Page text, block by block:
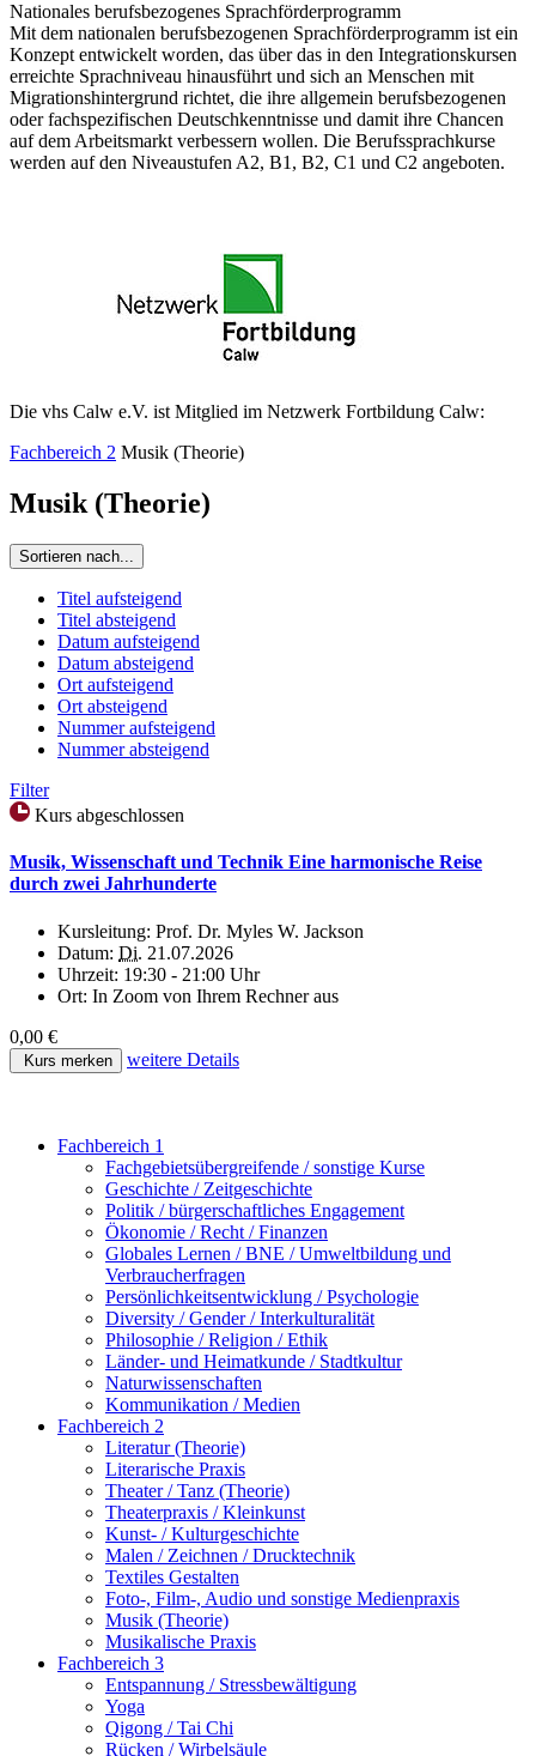
Nationales berufsbezogenes Sprachförderprogramm
Mit dem nationalen berufsbezogenen Sprachförderprogramm ist ein
Konzept entwickelt worden, das über das in den Integrationskursen
erreichte Sprachniveau hinausführt und sich an Menschen mit
Migrationshintergrund richtet, die ihre allgemein berufsbezogenen
oder fachspezifischen Deutschkenntnisse und damit ihre Chancen
auf dem Arbeitsmarkt verbessern wollen. Die Berufssprachkurse
werden auf den Niveaustufen A2, B1, B2, C1 und C2 angeboten.
Die vhs Calw e.V. ist Mitglied im Netzwerk Fortbildung Calw:
Fachbereich 2 Musik (Theorie)
Musik (Theorie)
Sortieren nach...
Titel aufsteigend
Titel absteigend
Datum aufsteigend
Datum absteigend
Ort aufsteigend
Ort absteigend
Nummer aufsteigend
Nummer absteigend
Filter
Kurs abgeschlossen
Musik, Wissenschaft und Technik Eine harmonische Reise
durch zwei Jahrhunderte
Kursleitung: Prof. Dr. Myles W. Jackson
Datum: Di. 21.07.2026
Uhrzeit: 19:30 - 21:00 Uhr
Ort: In Zoom von Ihrem Rechner aus
0,00 €
Kurs merken weitere Details
Fachbereich 1
Fachgebietsübergreifende / sonstige Kurse
Geschichte / Zeitgeschichte
Politik / bürgerschaftliches Engagement
Ökonomie / Recht / Finanzen
Globales Lernen / BNE / Umweltbildung und
Verbraucherfragen
Persönlichkeitsentwicklung / Psychologie
Diversity / Gender / Interkulturalität
Philosophie / Religion / Ethik
Länder- und Heimatkunde / Stadtkultur
Naturwissenschaften
Kommunikation / Medien
Fachbereich 2
Literatur (Theorie)
Literarische Praxis
Theater / Tanz (Theorie)
Theaterpraxis / Kleinkunst
Kunst- / Kulturgeschichte
Malen / Zeichnen / Drucktechnik
Textiles Gestalten
Foto-, Film-, Audio und sonstige Medienpraxis
Musik (Theorie)
Musikalische Praxis
Fachbereich 3
Entspannung / Stressbewältigung
Yoga
Qigong / Tai Chi
Rücken / Wirbelsäule